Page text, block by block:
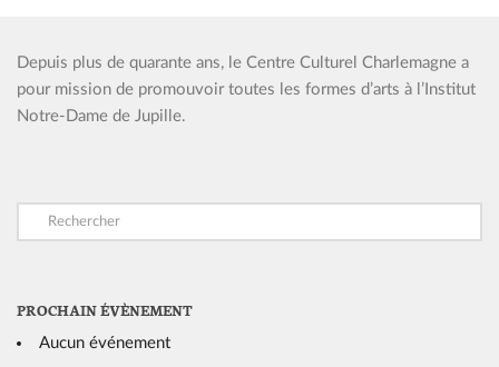
Depuis plus de quarante ans, le Centre Culturel Charlemagne a
pour mission de promouvoir toutes les formes d’arts à l’Institut
Notre-Dame de Jupille.
PROCHAIN ÉVÈNEMENT
Aucun événement